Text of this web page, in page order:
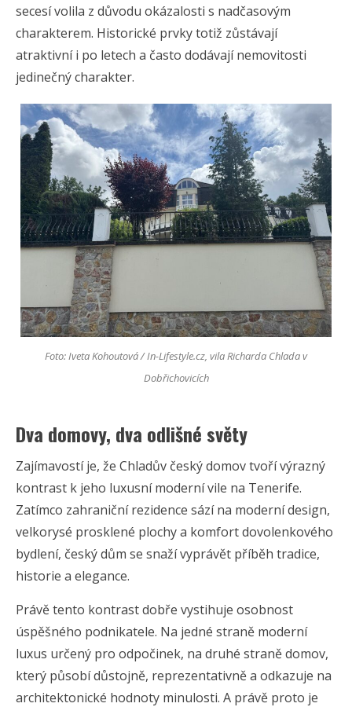
secesí volila z důvodu okázalosti s nadčasovým
charakterem. Historické prvky totiž zůstávají
atraktivní i po letech a často dodávají nemovitosti
jedinečný charakter.
Foto: Iveta Kohoutová / In-Lifestyle.cz, vila Richarda Chlada v
Dobřichovicích
Dva domovy, dva odlišné světy
Zajímavostí je, že Chladův český domov tvoří výrazný
kontrast k jeho luxusní moderní vile na Tenerife.
Zatímco zahraniční rezidence sází na moderní design,
velkorysé prosklené plochy a komfort dovolenkového
bydlení, český dům se snaží vyprávět příběh tradice,
historie a elegance.
Právě tento kontrast dobře vystihuje osobnost
úspěšného podnikatele. Na jedné straně moderní
luxus určený pro odpočinek, na druhé straně domov,
který působí důstojně, reprezentativně a odkazuje na
architektonické hodnoty minulosti. A právě proto je